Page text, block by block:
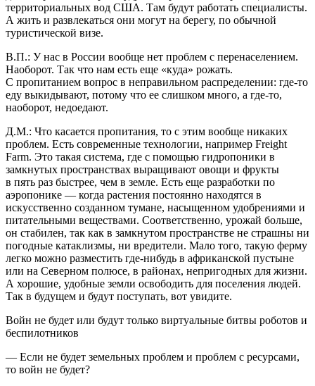
территориальных вод США. Там будут работать специалисты.
А жить и развлекаться они могут на берегу, по обычной
туристической визе.
В.П.: У нас в России вообще нет проблем с перенаселением.
Наоборот. Так что нам есть еще «куда» рожать.
С пропитанием вопрос в неправильном распределении: где-то
еду выкидывают, потому что ее слишком много, а где-то,
наоборот, недоедают.
Д.М.: Что касается пропитания, то с этим вообще никаких
проблем. Есть современные технологии, например Freight
Farm. Это такая система, где с помощью гидропоники в
замкнутых пространствах выращивают овощи и фрукты
в пять раз быстрее, чем в земле. Есть еще разработки по
аэропонике — когда растения постоянно находятся в
искусственно созданном тумане, насыщенном удобрениями и
питательными веществами. Соответственно, урожай больше,
он стабилен, так как в замкнутом пространстве не страшны ни
погодные катаклизмы, ни вредители. Мало того, такую ферму
легко можно разместить где-нибудь в африканской пустыне
или на Северном полюсе, в районах, непригодных для жизни.
А хорошие, удобные земли освободить для поселения людей.
Так в будущем и будут поступать, вот увидите.
Войн не будет или будут только виртуальные битвы роботов и
беспилотников
— Если не будет земельных проблем и проблем с ресурсами,
то войн не будет?